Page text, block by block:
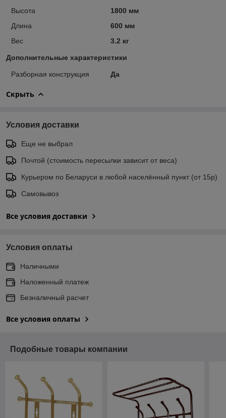
Высота
1800 мм
Длина
600 мм
Вес
3.2 кг
Дополнительные характеристики
Разборная конструкция Да
Скрыть
Условия доставки
Еще не выбрал
Почтой (стоимость пересылки зависит от веса)
Курьером по Беларуси в любой населённый пункт (от 15р)
Самовывоз
Все условия доставки
Условия оплаты
Наличными
Наложенный платеж
Безналичный расчет
Все условия оплаты
Подобные товары компании